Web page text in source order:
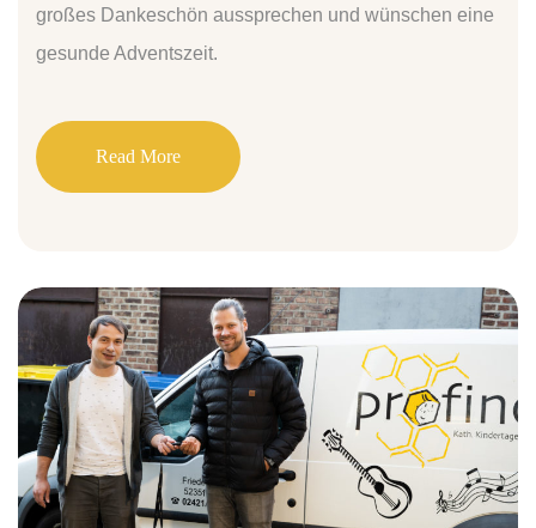
großes Dankeschön aussprechen und wünschen eine
gesunde Adventszeit.
Read More